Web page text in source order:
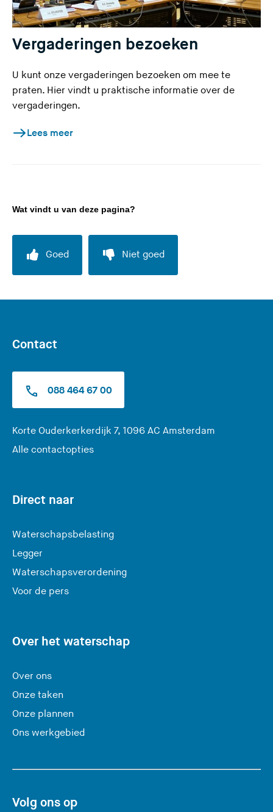
Vergaderingen bezoeken
U kunt onze vergaderingen bezoeken om mee te
praten. Hier vindt u praktische informatie over de
vergaderingen.
Lees meer
Wat vindt u van deze pagina?
Goed Niet goed
Contact
088 464 67 00
Korte Ouderkerkerdijk 7, 1096 AC Amsterdam
Alle contactopties
Direct naar
Waterschapsbelasting
Legger
Waterschapsverordening
Voor de pers
Over het waterschap
Over ons
Onze taken
Onze plannen
Ons werkgebied
Volg ons op